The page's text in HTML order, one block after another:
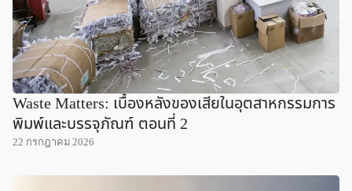
Waste Matters: เบื้องหลังของเสียในอุตสาหกรรมการ
พิมพ์และบรรจุภัณฑ์ ตอนที่ 2
22 กรกฎาคม 2026